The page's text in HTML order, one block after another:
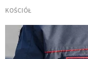
KOŚCIÓŁ